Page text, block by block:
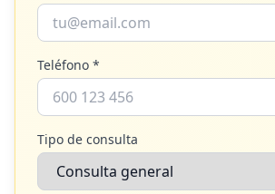
Teléfono *
Tipo de consulta